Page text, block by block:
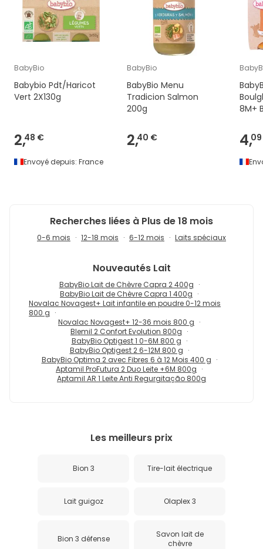
BabyBio
Babybio Pdt/Haricot
Vert 2X130g
2,48 €
Envoyé depuis: France
BabyBio
BabyBio Menu
Tradicion Salmon
200g
2,40 €
8M+
4,
Recherches liées à Plus de 18 mois
0-6 mois 12-18 mois 6-12 mois Laits spéciaux
Nouveautés Lait
BabyBio Lait de Chèvre Capra 2 400g
BabyBio Lait de Chèvre Capra 1 400g
Novalac Novagest+ Lait infantile en poudre 0-12 mois
800 g
Novalac Novagest+ 12-36 mois 800 g
Blemil 2 Confort Evolution 800g
BabyBio Optigest 1 0-6M 800 g
BabyBio Optigest 2 6-12M 800 g
BabyBio Optima 2 avec Fibres 6 à 12 Mois 400 g
Aptamil ProFutura 2 Duo Leite +6M 800g
Aptamil AR 1 Leite Anti Regurgitação 800g
Les meilleurs prix
Bion 3 Tire-lait électrique
Lait guigoz Olaplex 3
Bion 3 défense
Savon lait de
chèvre